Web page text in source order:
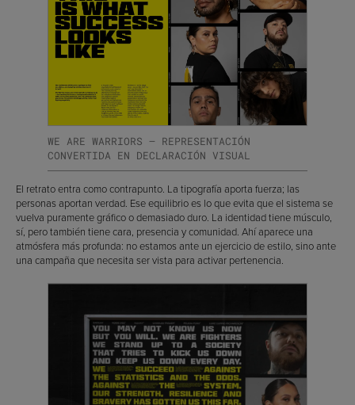
WE ARE WARRIORS — REPRESENTACIÓN
CONVERTIDA EN DECLARACIÓN VISUAL
El retrato entra como contrapunto. La tipografía aporta fuerza; las
personas aportan verdad. Ese equilibrio es lo que evita que el sistema se
vuelva puramente gráfico o demasiado duro. La identidad tiene músculo,
sí, pero también tiene cara, presencia y comunidad. Ahí aparece una
atmósfera más profunda: no estamos ante un ejercicio de estilo, sino ante
una campaña que necesita ser vista para activar pertenencia.